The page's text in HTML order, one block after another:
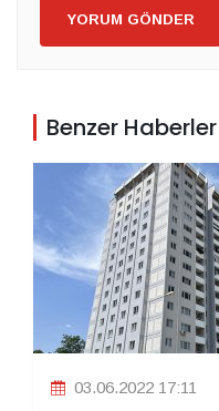
YORUM GÖNDER
Benzer Haberler
03.06.2022 17:11